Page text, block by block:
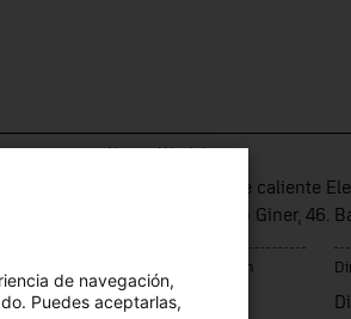
Marca / Modelo
Generador de aire caliente
Bonals. Francisco Giner, 46.
i 1940
Lugar de fabricación
Barcelona
de navegación,
Puedes aceptarlas,